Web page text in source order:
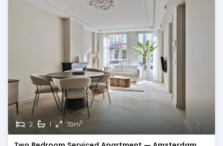
2 1 70m2